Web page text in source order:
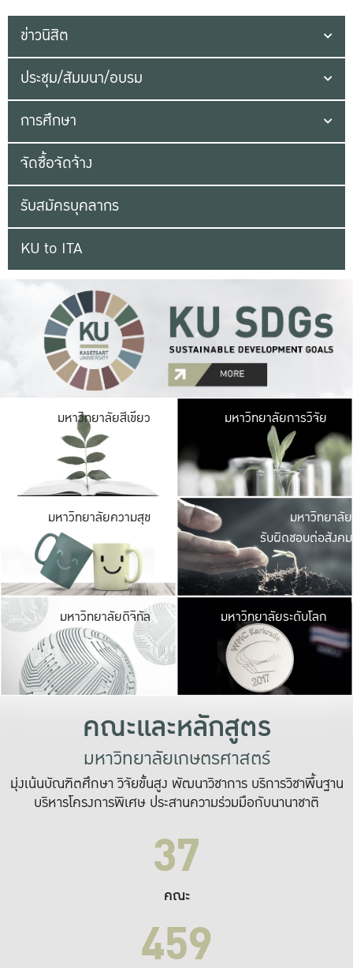
ข่าวนิสิต
ประชุม/สัมมนา/อบรม
การศึกษา
จัดซื้อจัดจ้าง
รับสมัครบุคลากร
KU to ITA
มหาวิทยาลัยสีเขียว มหาวิ
มีพื้นที่เขียวสดใส
เป็นป่าในเมือง เกษต
มหาวิทยาลัยการวิจัย
มหาวิทยาลัยความสุข มหาวิ
ค
เปิดประ
และพบเรื่องราวใ
มหาวิทยาลัย
รับผิดชอบต่อสังคม
มหาวิทยาลัยดิจิทัล มหาวิ
เปลี่ยนแปลง แล
เพื่อทำง
ระบบสารสนเทศ
มหาวิทยาลัยระดับโลก
คณะและหลักสูตร
มหาวิทยาลัยเกษตรศาสตร์
มุ่งเน้นบัณฑิตศึกษา วิจัยขั้นสูง พัฒนาวิชาการ บริการวิชาพื้นฐาน
บริหารโครงการพิเศษ ประสานความร่วมมือกับนานาชาติ
37
คณะ
459